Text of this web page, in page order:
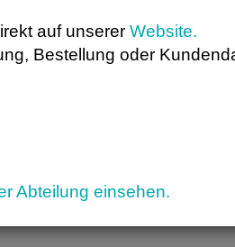
auf unsererWebsite.
Bestellung oder
Abteilung einsehen.